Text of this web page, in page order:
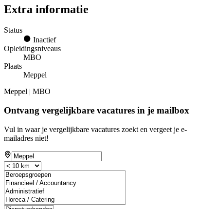
Extra informatie
Status
Inactief
Opleidingsniveaus
MBO
Plaats
Meppel
Meppel | MBO
Ontvang vergelijkbare vacatures in je mailbox
Vul in waar je vergelijkbare vacatures zoekt en vergeet je e-
mailadres niet!